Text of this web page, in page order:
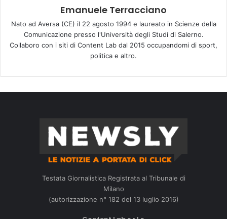
Emanuele Terracciano
Nato ad Aversa (CE) il 22 agosto 1994 e laureato in Scienze della
Comunicazione presso l'Università degli Studi di Salerno.
Collaboro con i siti di Content Lab dal 2015 occupandomi di sport,
politica e altro.
Testata Giornalistica Registrata al Tribunale di
Milano
(autorizzazione n° 182 del 13 luglio 2016)